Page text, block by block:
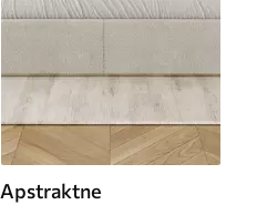
Apstraktne